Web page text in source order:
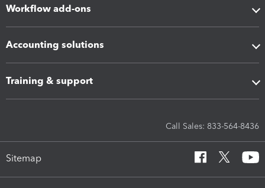
Workflow add-ons
Accounting solutions
Training & support
Call Sales: 833-564-8436
Sitemap